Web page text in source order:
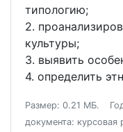
типологию;
2.
культуры;
3. выявить
4. определить
Размер: 0.21 МБ.
документа: курсовая